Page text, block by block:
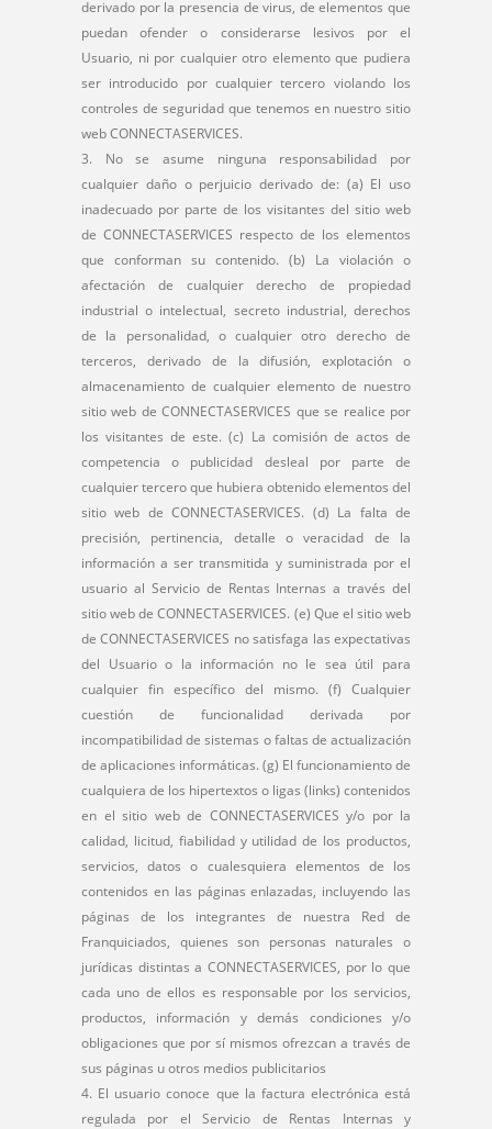
derivado por la presencia de virus, de elementos que
puedan ofender o considerarse lesivos por el
Usuario, ni por cualquier otro elemento que pudiera
ser introducido por cualquier tercero violando los
controles de seguridad que tenemos en nuestro sitio
web CONNECTASERVICES.
No se asume ninguna responsabilidad por
cualquier daño o perjuicio derivado de: (a) El uso
inadecuado por parte de los visitantes del sitio web
de CONNECTASERVICES respecto de los elementos
que conforman su contenido. (b) La violación o
afectación de cualquier derecho de propiedad
industrial o intelectual, secreto industrial, derechos
de la personalidad, o cualquier otro derecho de
terceros, derivado de la difusión, explotación o
almacenamiento de cualquier elemento de nuestro
sitio web de CONNECTASERVICES que se realice por
los visitantes de este. (c) La comisión de actos de
competencia o publicidad desleal por parte de
cualquier tercero que hubiera obtenido elementos del
sitio web de CONNECTASERVICES. (d) La falta de
precisión, pertinencia, detalle o veracidad de la
información a ser transmitida y suministrada por el
usuario al Servicio de Rentas Internas a través del
sitio web de CONNECTASERVICES. (e) Que el sitio web
de CONNECTASERVICES no satisfaga las expectativas
del Usuario o la información no le sea útil para
cualquier fin específico del mismo. (f) Cualquier
cuestión de funcionalidad derivada por
incompatibilidad de sistemas o faltas de actualización
de aplicaciones informáticas. (g) El funcionamiento de
cualquiera de los hipertextos o ligas (links) contenidos
en el sitio web de CONNECTASERVICES y/o por la
calidad, licitud, fiabilidad y utilidad de los productos,
servicios, datos o cualesquiera elementos de los
contenidos en las páginas enlazadas, incluyendo las
páginas de los integrantes de nuestra Red de
Franquiciados, quienes son personas naturales o
jurídicas distintas a CONNECTASERVICES, por lo que
cada uno de ellos es responsable por los servicios,
productos, información y demás condiciones y/o
obligaciones que por sí mismos ofrezcan a través de
sus páginas u otros medios publicitarios
El usuario conoce que la factura electrónica está
regulada por el Servicio de Rentas Internas y